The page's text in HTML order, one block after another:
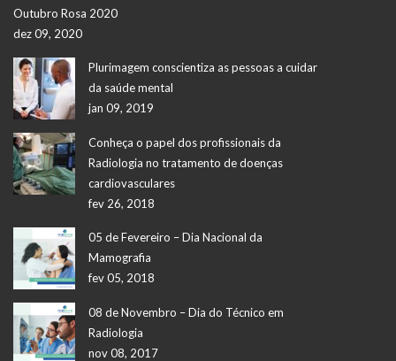
Outubro Rosa 2020
dez 09, 2020
Plurimagem conscientiza as pessoas a cuidar
da saúde mental
jan 09, 2019
Conheça o papel dos profissionais da
Radiologia no tratamento de doenças
cardiovasculares
fev 26, 2018
05 de Fevereiro – Dia Nacional da
Mamografia
fev 05, 2018
08 de Novembro – Dia do Técnico em
Radiologia
nov 08, 2017